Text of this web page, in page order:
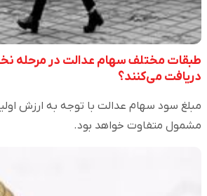
طبقات مختلف سهام عدالت در مرحله
دریافت می‌کنند؟
مبلغ سود سهام عدالت با توجه به ارزش
مشمول متفاوت خواهد بود.